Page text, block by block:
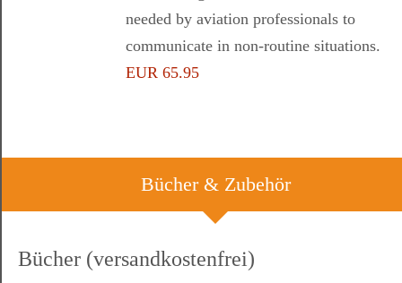
needed by aviation professionals to
communicate in non-routine situations.
EUR 65.95
Bücher & Zubehör
Bücher (versandkostenfrei)